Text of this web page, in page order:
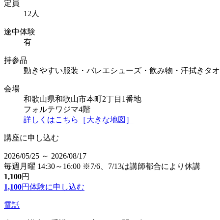
定員
12人
途中体験
有
持参品
動きやすい服装・バレエシューズ・飲み物・汗拭きタ
会場
和歌山県和歌山市本町2丁目1番地
フォルテワジマ4階
詳しくはこちら［大きな地図］
講座に申し込む
2026/05/25 ～ 2026/08/17
毎週月曜 14:30～16:00 ※7/6、7/13は講師都合により休講
1,100円
1,100円体験に申し込む
電話